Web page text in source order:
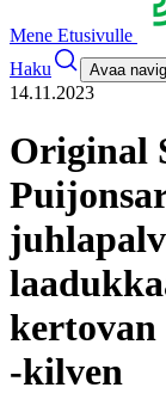
Mene Etusivulle
Haku
Avaa
14.11.2023
Original
kertovan
-kilven